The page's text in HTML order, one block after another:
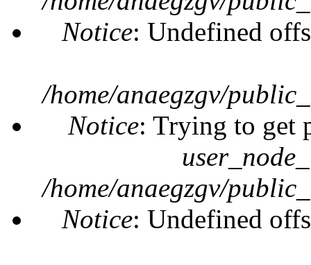
Notice: Undefined
/home/anaegzgv/
Notice: Trying to get
/home/anaegzgv/
Notice: Undefined